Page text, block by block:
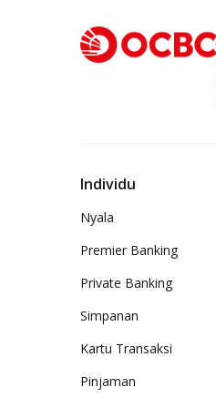
Individu
Nyala
Premier Banking
Private Banking
Simpanan
Kartu Transaksi
Pinjaman